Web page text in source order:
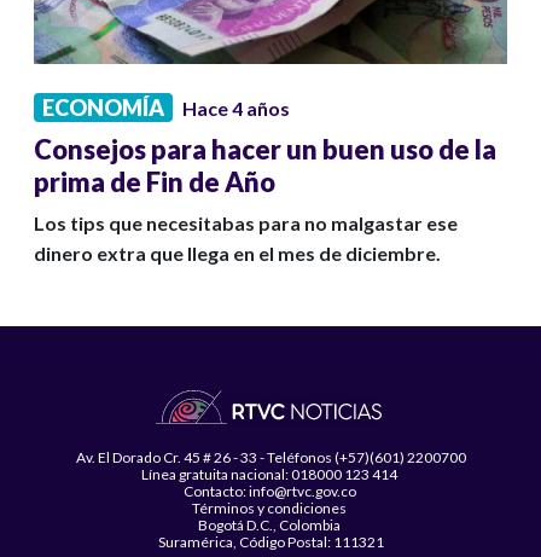
ECONOMÍA Hace 4 años
Consejos para hacer un buen uso de la
prima de Fin de Año
Los tips que necesitabas para no malgastar ese
dinero extra que llega en el mes de diciembre.
Av. El Dorado Cr. 45 # 26 - 33 - Teléfonos (+57)(601) 2200700
Línea gratuita nacional: 018000 123 414
Contacto: info@rtvc.gov.co
Términos y condiciones
Bogotá D.C., Colombia
Suramérica, Código Postal: 111321